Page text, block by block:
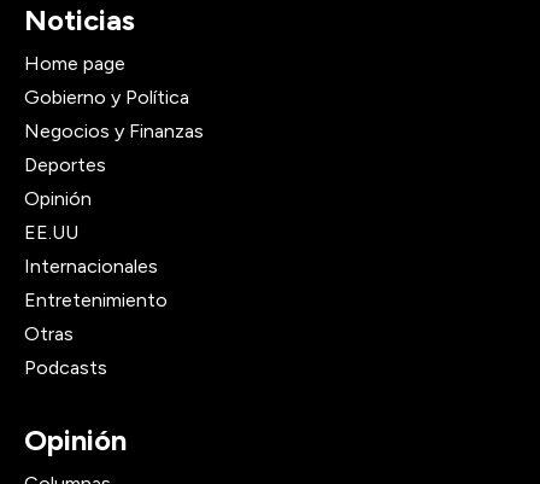
Noticias
Home page
Gobierno y Política
Negocios y Finanzas
Deportes
Opinión
EE.UU
Internacionales
Entretenimiento
Otras
Podcasts
Opinión